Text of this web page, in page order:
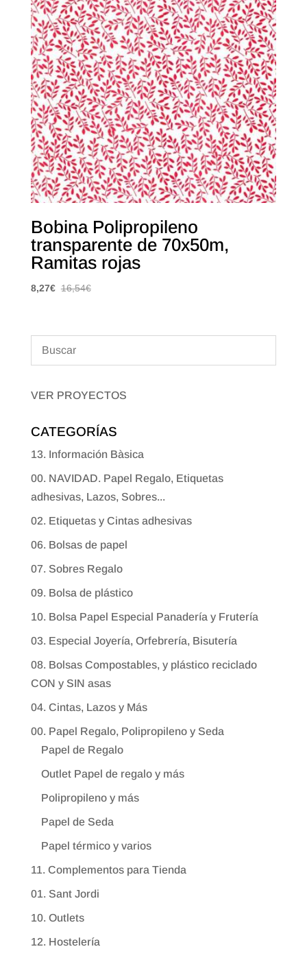
Bobina Polipropileno
transparente de 70x50m,
Ramitas rojas
8,27€ 16,54€
VER PROYECTOS
CATEGORÍAS
13. Información Bàsica
00. NAVIDAD. Papel Regalo, Etiquetas
adhesivas, Lazos, Sobres...
02. Etiquetas y Cintas adhesivas
06. Bolsas de papel
07. Sobres Regalo
09. Bolsa de plástico
10. Bolsa Papel Especial Panadería y Frutería
03. Especial Joyería, Orfebrería, Bisutería
08. Bolsas Compostables, y plástico reciclado
CON y SIN asas
04. Cintas, Lazos y Más
00. Papel Regalo, Polipropileno y Seda
Papel de Regalo
Outlet Papel de regalo y más
Polipropileno y más
Papel de Seda
Papel térmico y varios
11. Complementos para Tienda
01. Sant Jordi
10. Outlets
12. Hostelería